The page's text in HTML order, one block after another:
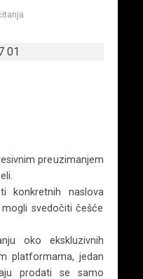
preuzimanjem
konkretnih naslova
svedočiti češće
oko ekskluzivnih
platformama, jedan
prodati se samo